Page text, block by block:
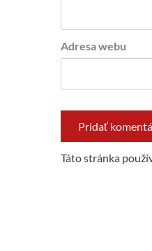
Adresa webu
Táto stránka